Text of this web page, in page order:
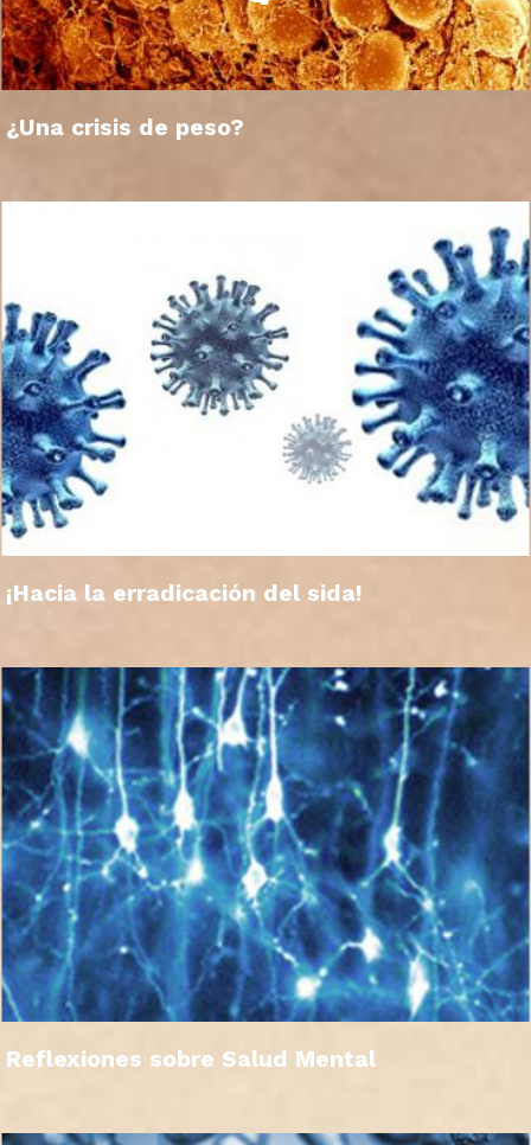
¿Una crisis de peso?
¡Hacia la erradicación del sida!
Reflexiones sobre Salud Mental